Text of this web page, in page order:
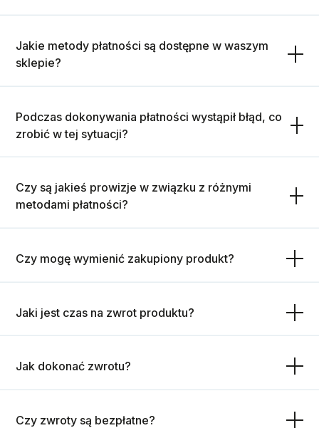
Jakie metody płatności są dostępne w waszym
sklepie?
Podczas dokonywania płatności wystąpił błąd, co
zrobić w tej sytuacji?
Czy są jakieś prowizje w związku z różnymi
metodami płatności?
Czy mogę wymienić zakupiony produkt?
Jaki jest czas na zwrot produktu?
Jak dokonać zwrotu?
Czy zwroty są bezpłatne?